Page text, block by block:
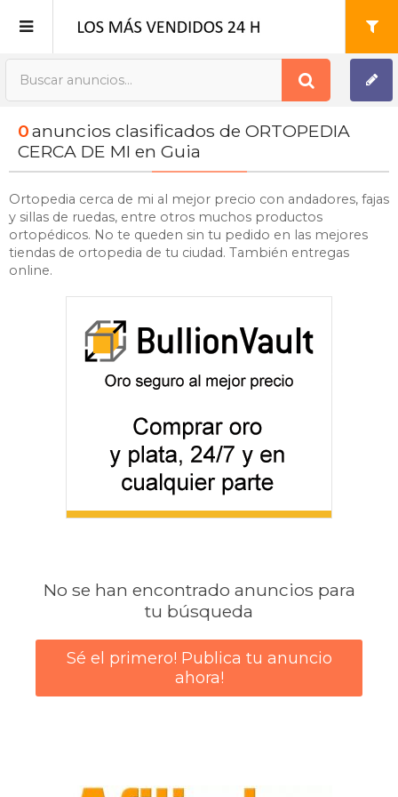
Publica tu Anuncio
Registro
0anuncios clasificados de ORTOPEDIA
CERCA DE MI en Guia
Ortopedia cerca de mi al mejor precio con andadores, fajas
y sillas de ruedas, entre otros muchos productos
ortopédicos. No te queden sin tu pedido en las mejores
tiendas de ortopedia de tu ciudad. También entregas
online.
No se han encontrado anuncios para
tu búsqueda
Sé el primero! Publica tu anuncio
ahora!